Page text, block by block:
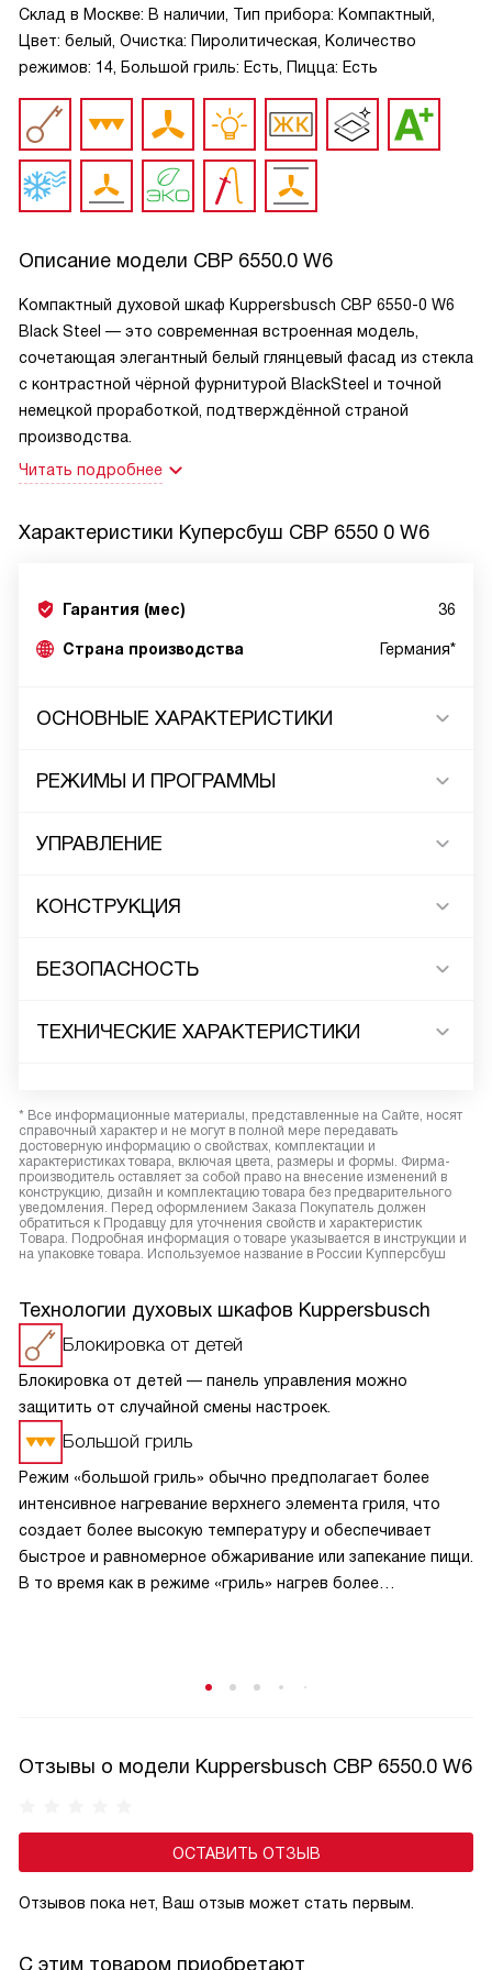
Склад в Москве: В наличии, Тип прибора: Компактный,
Цвет: белый, Очистка: Пиролитическая, Количество
режимов: 14, Большой гриль: Есть, Пицца: Есть
Описание модели CBP 6550.0 W6
Компактный духовой шкаф Kuppersbusch CBP 6550-0 W6
Black Steel — это современная встроенная модель,
сочетающая элегантный белый глянцевый фасад из стекла
с контрастной чёрной фурнитурой BlackSteel и точной
немецкой проработкой, подтверждённой страной
производства.
Читать подробнее
Характеристики Куперсбуш CBP 6550 0 W6
Гарантия (мес) 36
Страна производства Германия*
ОСНОВНЫЕ ХАРАКТЕРИСТИКИ
РЕЖИМЫ И ПРОГРАММЫ
УПРАВЛЕНИЕ
КОНСТРУКЦИЯ
БЕЗОПАСНОСТЬ
ТЕХНИЧЕСКИЕ ХАРАКТЕРИСТИКИ
* Все информационные материалы, представленные на Сайте, носят
справочный характер и не могут в полной мере передавать
достоверную информацию о свойствах, комплектации и
характеристиках товара, включая цвета, размеры и формы. Фирма-
производитель оставляет за собой право на внесение изменений в
конструкцию, дизайн и комплектацию товара без предварительного
уведомления. Перед оформлением Заказа Покупатель должен
обратиться к Продавцу для уточнения свойств и характеристик
Товара. Подробная информация о товаре указывается в инструкции и
на упаковке товара. Используемое название в России Купперсбуш
Технологии духовых шкафов Kuppersbusch
Блокировка от детей
Блокировка от детей — панель управления можно
защитить от случайной смены настроек.
Большой гриль
Режим «большой гриль» обычно предполагает более
интенсивное нагревание верхнего элемента гриля, что
создает более высокую температуру и обеспечивает
быстрое и равномерное обжаривание или запекание пищи.
В то время как в режиме «гриль» нагрев более
горячего воздуха внутри духовки, что способствует
Отзывы о модели Kuppersbusch CBP 6550.0 W6
ОСТАВИТЬ ОТЗЫВ
Отзывов пока нет, Ваш отзыв может стать первым.
С этим товаром приобретают